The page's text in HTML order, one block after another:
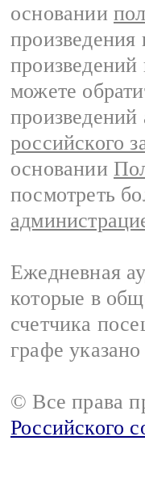
основании
произведений
можете
российского
основании
посмотреть
Ежедневная
которые в
счетчика
графе
© Все права
Российского